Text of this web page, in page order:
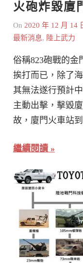
火砲炸毀廈
On 2020 年 12 月 14
最新消息, 陸上武力
俗稱823砲戰的金
挨打而已，除了
其無法遂行預計
主動出擊，擊毀
故，廈門火車站
繼續閱讀